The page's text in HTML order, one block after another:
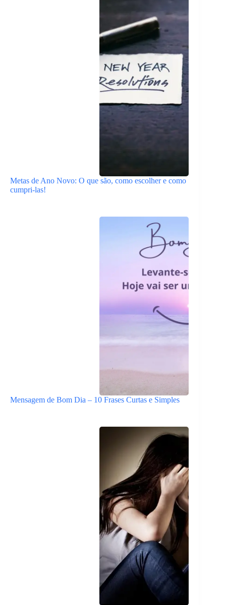
Metas de Ano Novo: O que são, como escolher e como
cumpri-las!
Mensagem de Bom Dia – 10 Frases Curtas e Simples